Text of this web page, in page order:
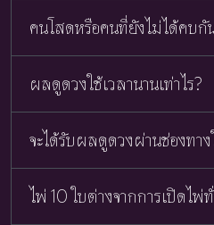
คนโสดหรือคนที่ยังไม่ได้คบกั
ผลดูดวงใช้เวลานานเท่าไร?
จะได้รับผลดูดวงผ่านช่องทาง
ไพ่ 10 ใบต่างจากการเปิดไพ่